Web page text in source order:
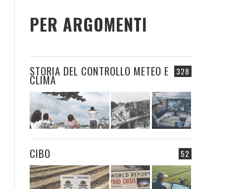
PER ARGOMENTI
328
STORIA DEL CONTROLLO METEO E
CLIMA
52
CIBO